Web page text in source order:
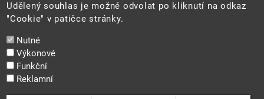
Mapa webu
Udělený souhlas je možné odvolat po kliknutí na odkaz
"Cookie" v patičce stránky.
Nutné
Výkonové
Funkční
Reklamní